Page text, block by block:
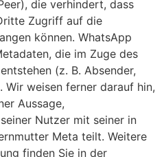
die verhindert, dass
Zugriff auf die
können. WhatsApp
die im Zuge des
(z. B. Absender,
weisen ferner darauf hin,
Aussage,
Nutzer mit seiner in
Meta teilt. Weitere
finden Sie in der